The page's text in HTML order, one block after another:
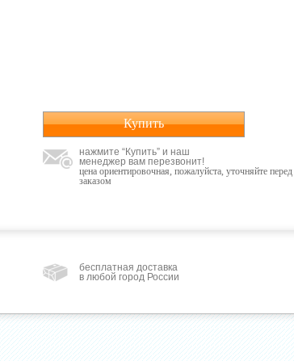
Купить
нажмите “Купить” и наш
менеджер вам перезвонит!
цена ориентировочная, пожалуйста, уточняйте перед
заказом
бесплатная доставка
в любой город России